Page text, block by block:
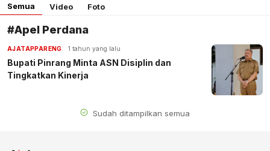
Semua Video Foto
#Apel Perdana
AJATAPPARENG 1 tahun yang lalu
Bupati Pinrang Minta ASN Disiplin dan
Tingkatkan Kinerja
Sudah ditampilkan semua